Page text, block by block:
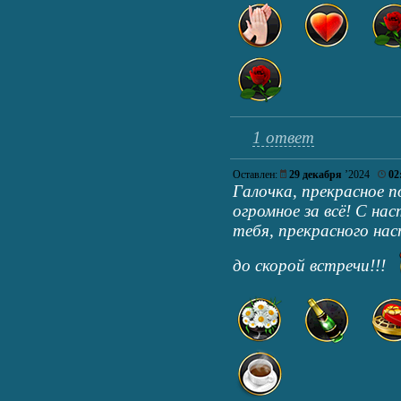
1 ответ
Оставлен: 29 декабря ’2024
Галочка, прекрасное
огромное за всё! С
тебя, прекрасного
до скорой встречи!!!